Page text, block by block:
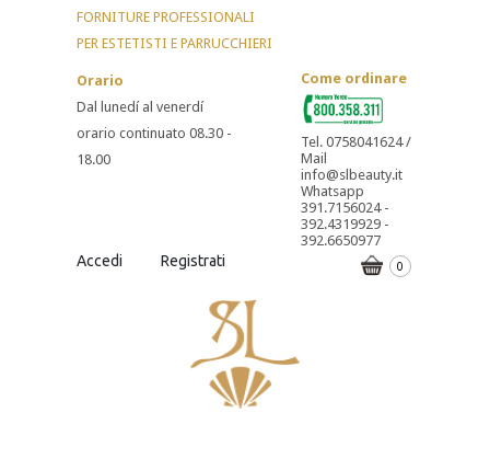
FORNITURE PROFESSIONALI
PER ESTETISTI E PARRUCCHIERI
Orario
Dal lunedí al venerdí
orario continuato 08.30 -
18.00
Come ordinare
Tel. 0758041624 /
Mail
info@slbeauty.it
Whatsapp
391.7156024 -
392.4319929 -
392.6650977
Accedi Registrati 0